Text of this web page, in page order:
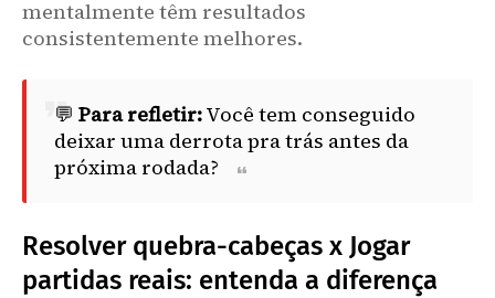
mentalmente têm resultados
consistentemente melhores.
💬 Para refletir:Você tem conseguido
deixar uma derrota pra trás antes da
próxima rodada?
Resolver quebra-cabeças x Jogar
partidas reais: entenda a diferença